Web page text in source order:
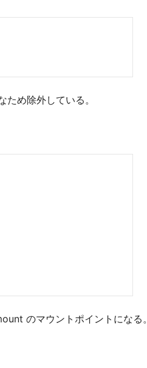
め除外している。
のマウントポイントになる。